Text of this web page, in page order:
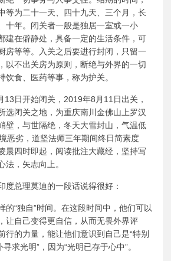
等为二十一天、四十九天、三个月，长
十年。闭关者一般是独居一室或一小
建在僻静处，具备一定的生活条件，可
房等等。入关之后要进行封闭，只留一
以不出关房为原则，断绝与外界的一切
饮食、医药等事，称为护关。
13日开始闭关，2019年8月11日出关，
选闭关之地，为重庆南川金佛山上罗汉
壁，与世隔绝，冬天大雪封山，气温低
恶劣，道坚法师三年期间终日简素度
晨四时即起，阅读批注大藏经，坚持写
法，矢志向上。
度总理莫迪的一段话说得很好：
的“独自”时间。在这段时间中，他们可以
让自己变得更自信，从而无畏外界评
行的力量，能让他们意识到自己是“特别
求光明”，因为“光明已存于心中”。